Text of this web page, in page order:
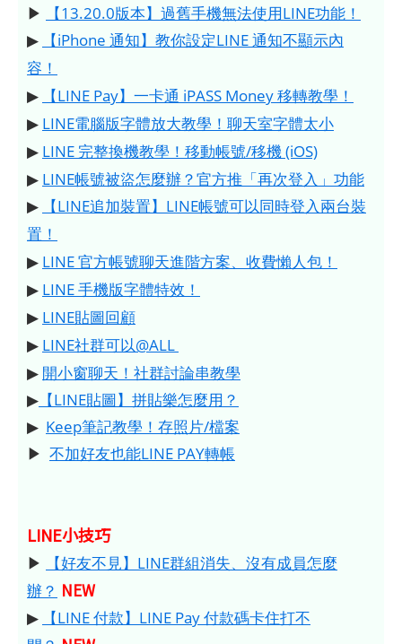
▶
【13.20.0版本】過舊手機無法使用LINE功能！
▶
【iPhone 通知】教你設定LINE 通知不顯示內
容！
▶
【LINE Pay】一卡通 iPASS Money 移轉教學！
▶ LINE電腦版字體放大教學！聊天室字體太小
▶ LINE 完整換機教學！移動帳號/移機 (iOS)
▶ LINE帳號被盜怎麼辦？官方推「再次登入」功能
▶
【LINE追加裝置】LINE帳號可以同時登入兩台裝
置！
▶ LINE 官方帳號聊天進階方案、收費懶人包！
▶ LINE 手機版字體特效！
▶ LINE貼圖回顧
▶ LINE社群可以@ALL
▶ 開小窗聊天！社群討論串教學
▶ 【LINE貼圖】拼貼樂怎麼用？
▶ Keep筆記教學！存照片/檔案
▶ 不加好友也能LINE PAY轉帳
LINE小技巧
▶
【好友不見】LINE群組消失、沒有成員怎麼
辦？ NEW
▶
【LINE 付款】LINE Pay 付款碼卡住打不